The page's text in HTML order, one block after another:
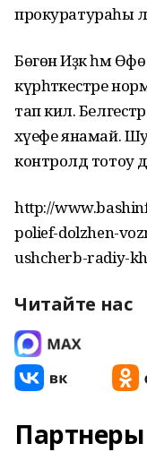
прокуратураһы
Бөгөн Иҙәк һәм
күрһәткестәре
тап килә.
хәүефе янамай.
контролдә тотоу
http://
polief-dolzhen-
ushcherb-radiy-
Читайте нас
Партнеры